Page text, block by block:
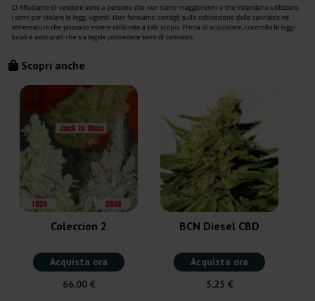
Scopri anche
Coleccion 2
Acquista ora
66,00 €
BCN Diesel CBD
Acquista ora
5,25 €